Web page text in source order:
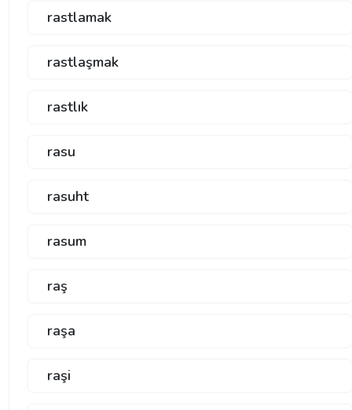
rastlamak
rastlaşmak
rastlık
rasu
rasuht
rasum
raş
raşa
raşi